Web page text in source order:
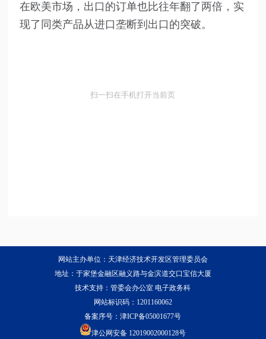
在欧美市场，出口的订单也比往年翻了两倍，实
现了同类产品从进口垄断到出口的突破。
扫一扫在手机打开当前页
网站主办单位：天津经济技术开发区管理委员会
地址：于家堡金融区融义路与金滨道交口宝信大厦
技术支持：管委会办公室 电子政务科
网站标识码：1201160062
备案序号：津ICP备05001677号
津公网安备 12019002000128号